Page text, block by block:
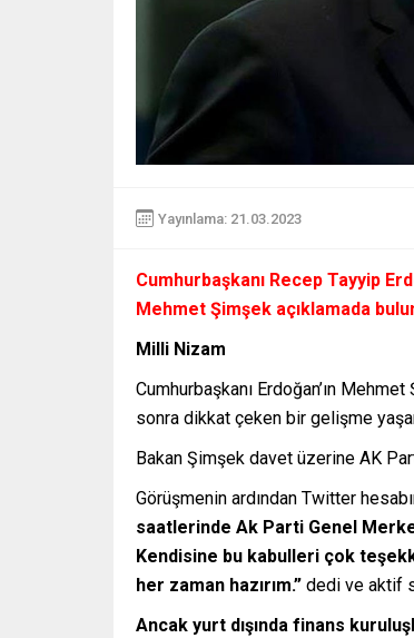
Yayınlama: 21.03.2023
Cumhurbaşkanı Recep Tayyip
Mehmet Şimşek açıklamada
Milli Nizam
Cumhurbaşkanı Erdoğan’ın
sonra dikkat çeken bir gelişme
Bakan Şimşek davet üzerine AK
Görüşmenin ardından Twitter
saatlerinde Ak Parti Genel
Kendisine bu kabulleri çok
her zaman hazırım.” dedi ve aktif
Ancak yurt dışında finans